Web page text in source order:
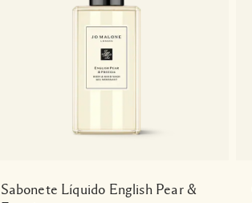
Sabonete Líquido English Pear &